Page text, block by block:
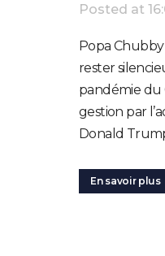
Posted at
Popa
rester
pandémie du
gestion par
Donald
En savoir plus